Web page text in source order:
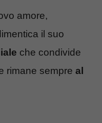
amore,
il suo
che condivide
rimane sempre al